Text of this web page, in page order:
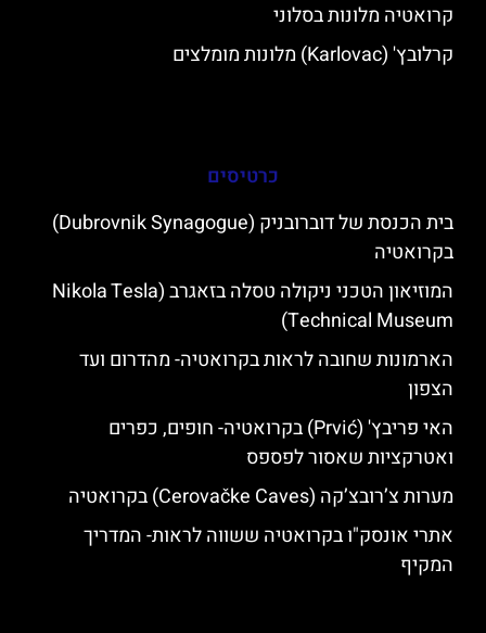
קרואטיה מלונות בסלוני
קרלובץ' (Karlovac) מלונות מומלצים
כרטיסים
בית הכנסת של דוברובניק (Dubrovnik Synagogue)
בקרואטיה
המוזיאון הטכני ניקולה טסלה בזאגרב (Nikola Tesla
Technical Museum)
הארמונות שחובה לראות בקרואטיה- מהדרום ועד
הצפון
האי פריבץ' (Prvić) בקרואטיה- חופים, כפרים
ואטרקציות שאסור לפספס
מערות צ’רובצ’קה (Cerovačke Caves) בקרואטיה
אתרי אונסק"ו בקרואטיה ששווה לראות- המדריך
המקיף